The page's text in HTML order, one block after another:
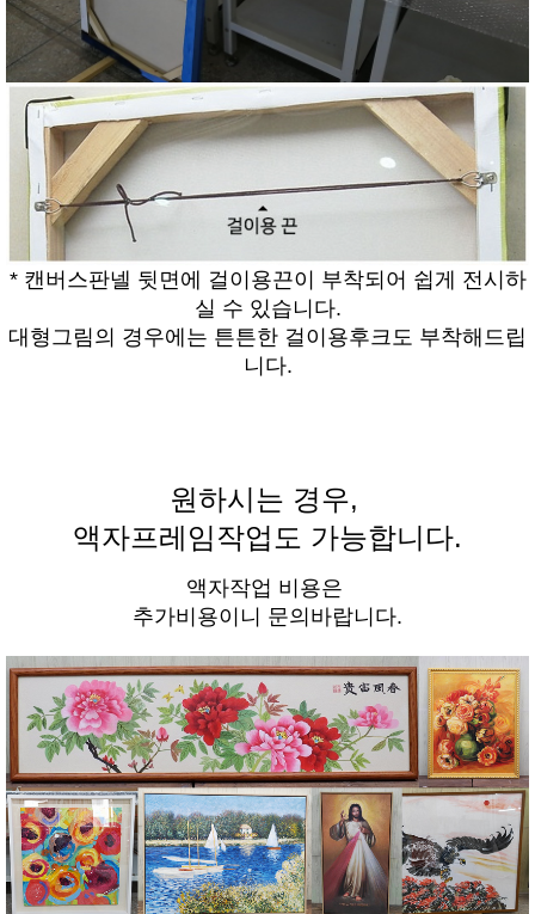
* 캔버스판넬 뒷면에 걸이용끈이 부착되어 쉽게 전시하
실 수 있습니다.
대형그림의 경우에는 튼튼한 걸이용후크도 부착해드립
니다.
원하시는 경우,
액자프레임작업도 가능합니다.
액자작업 비용은
추가비용이니 문의바랍니다.